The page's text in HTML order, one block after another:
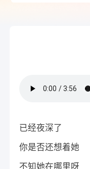
已经夜深了
你是否还想着她
不知她在哪里呀